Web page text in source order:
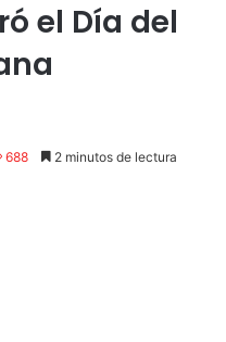
el Día del
688 2 minutos de lectura